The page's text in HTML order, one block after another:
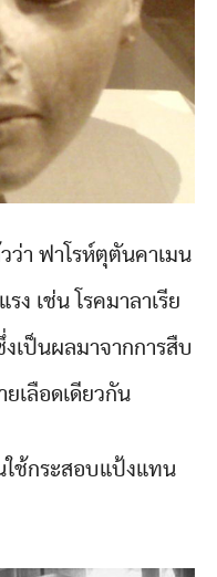
ว่า ฟาโรห์ตุตันคาเมน
เช่น โรคมาลาเรีย
เป็นผลมาจากการสืบ
เลือดเดียวกัน
ใช้กระสอบแป้งแทน